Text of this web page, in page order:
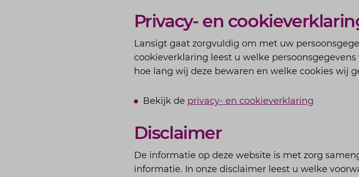
Privacy- en
Lansigt gaat zorgvuldig om met uw
cookieverklaring leest u welke
hoe lang wij deze bewaren en welke cookies wij
Bekijk de privacy- en cookieverklaring
Disclaimer
De informatie op deze website is met zorg
informatie. In onze disclaimer leest u welke